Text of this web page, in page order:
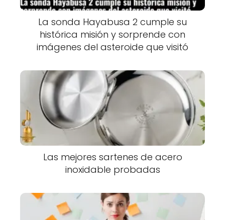
La sonda Hayabusa 2 cumple su
histórica misión y sorprende con
imágenes del asteroide que visitó
Las mejores sartenes de acero
inoxidable probadas